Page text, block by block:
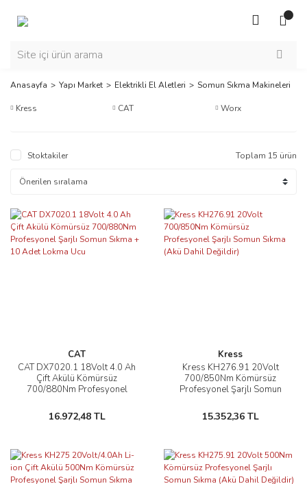
Anasayfa Yapı Market Elektrikli El Aletleri Somun Sıkma Makineleri
Kress CAT Worx
Stoktakiler Toplam 15 ürün
CAT
CAT DX7020.1 18Volt 4.0 Ah
Çift Akülü Kömürsüz
700/880Nm Profesyonel
Lokma Ucu
16.972,48 TL
Kress
Kress KH276.91 20Volt
700/850Nm Kömürsüz
Profesyonel Şarjlı Somun
15.352,36 TL